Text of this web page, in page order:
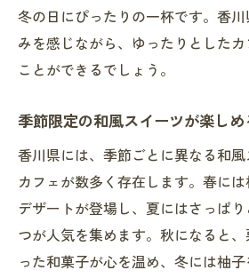
冬の日にぴったりの一杯です。香
みを感じながら、ゆったりとした
ことができるでしょう。
季節限定の和風スイーツが楽しめ
香川県には、季節ごとに異なる和風
カフェが数多く存在します。春に
デザートが登場し、夏にはさっぱ
つが人気を集めます。秋になると
った和菓子が心を温め、冬には柚